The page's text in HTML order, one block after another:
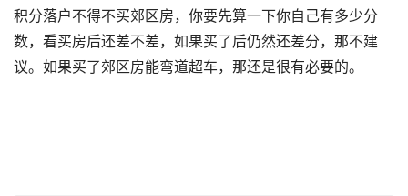
积分落户不得不买郊区房，你要先算一下你自己有多少分
数，看买房后还差不差，如果买了后仍然还差分，那不建
议。如果买了郊区房能弯道超车，那还是很有必要的。